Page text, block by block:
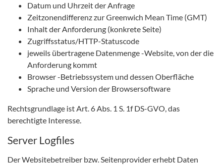
Datum und Uhrzeit der Anfrage
Zeitzonendifferenz zur Greenwich Mean Time (GMT)
Inhalt der Anforderung (konkrete Seite)
Zugriffsstatus/HTTP-Statuscode
jeweils übertragene Datenmenge -Website, von der die
Anforderung kommt
Browser -Betriebssystem und dessen Oberfläche
Sprache und Version der Browsersoftware
Rechtsgrundlage ist Art. 6 Abs. 1 S. 1f DS-GVO, das
berechtigte Interesse.
Server Logfiles
Der Websitebetreiber bzw. Seitenprovider erhebt Daten